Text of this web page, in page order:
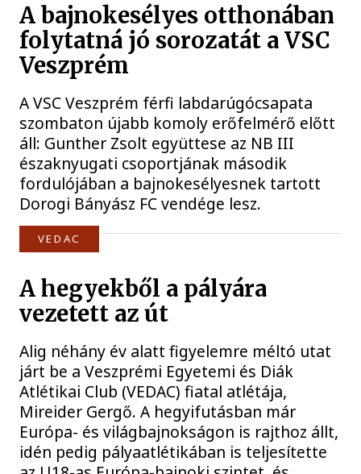
A bajnokesélyes otthonában
folytatná jó sorozatát a VSC
Veszprém
A VSC Veszprém férfi labdarúgócsapata
szombaton újabb komoly erőfelmérő előtt
áll: Gunther Zsolt együttese az NB III
északnyugati csoportjának második
fordulójában a bajnokesélyesnek tartott
Dorogi Bányász FC vendége lesz.
VEDAC
A hegyekből a pályára
vezetett az út
Alig néhány év alatt figyelemre méltó utat
járt be a Veszprémi Egyetemi és Diák
Atlétikai Club (VEDAC) fiatal atlétája,
Mireider Gergő. A hegyifutásban már
Európa- és világbajnokságon is rajthoz állt,
idén pedig pályaatlétikában is teljesítette